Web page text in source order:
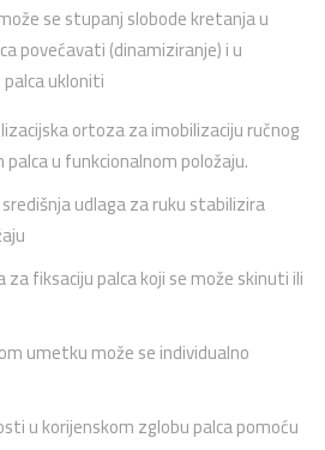
se stupanj slobode kretanja u
povećavati (dinamiziranje) i u
ukloniti
ortoza za imobilizaciju ručnog
u funkcionalnom položaju.
udlaga za ruku stabilizira
fiksaciju palca koji se može skinuti ili
umetku može se individualno
u korijenskom zglobu palca pomoću